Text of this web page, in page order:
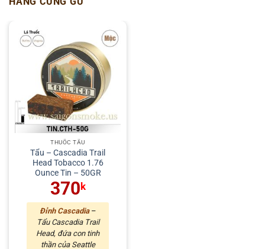
THUỐC TẨU
Tẩu – Cascadia Trail
Head Tobacco 1.76
Ounce Tin – 50GR
370k
Đỉnh Cascadia–
Tẩu Cascadia Trail
Head, đứa con tinh
thần của Seattle